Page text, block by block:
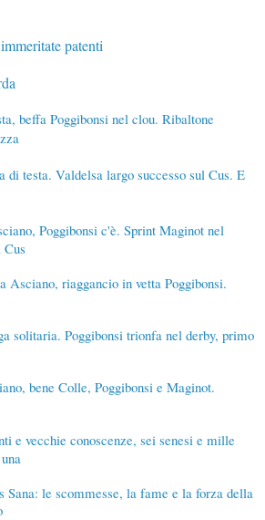
patenti
beffa Poggibonsi nel clou. Ribaltone
testa. Valdelsa largo successo sul Cus. E
Poggibonsi c'è. Sprint Maginot nel
Asciano, riaggancio in vetta Poggibonsi.
solitaria. Poggibonsi trionfa nel derby, primo
bene Colle, Poggibonsi e Maginot.
e vecchie conoscenze, sei senesi e mille
Sana: le scommesse, la fame e la forza della